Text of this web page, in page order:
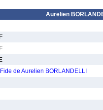
Aurelien
de Aurelien BORLANDELLI